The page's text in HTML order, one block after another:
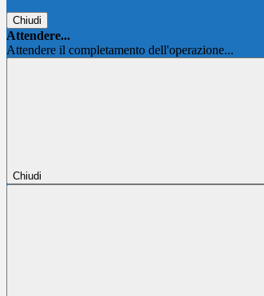
Chiudi
Attendere...
Attendere il completamento dell'operazione...
Chiudi